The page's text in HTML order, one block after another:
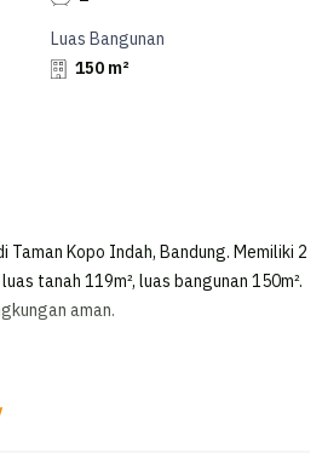
Luas Bangunan
150 m²
Taman Kopo Indah, Bandung. Memiliki 2
tanah 119m², luas bangunan 150m².
aman.